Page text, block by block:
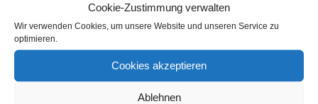
Cookie-Zustimmung verwalten
Wir verwenden Cookies, um unsere Website und unseren Service zu
optimieren.
Cookies akzeptieren
Ablehnen
Zahnplus